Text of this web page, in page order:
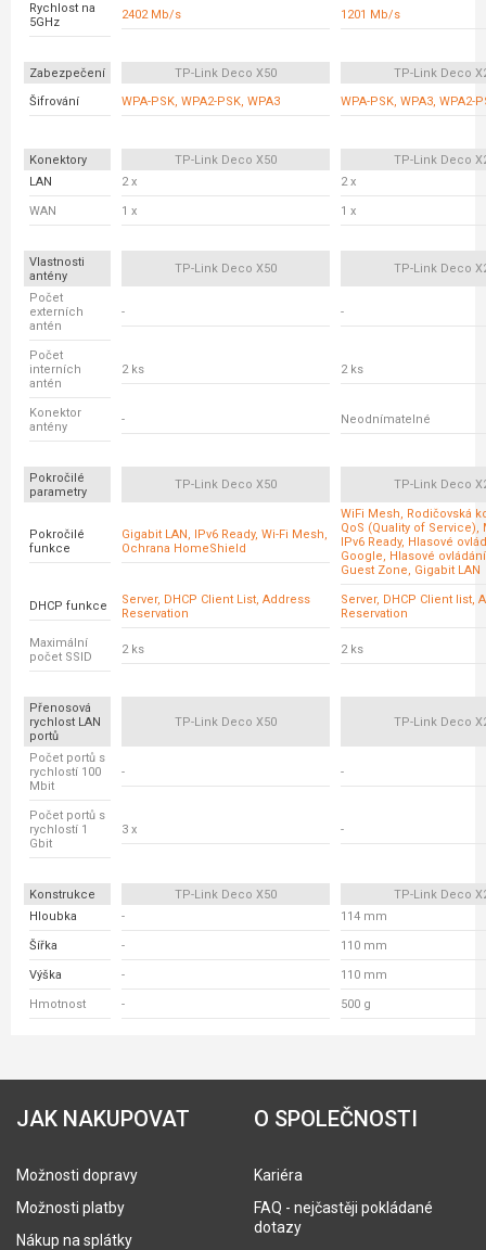
Rychlost na
5GHz
2402 Mb/s 1201 Mb/s
Zabezpečení TP-Link Deco X50
TP-Link Deco
Šifrování
WPA-PSK, WPA2-PSK, WPA3 WPA-PSK, WPA3, WPA2-
Konektory TP-Link Deco X50
TP-Link Deco
LAN
2 x 2 x
WAN 1 x 1 x
Vlastnosti
antény
TP-Link Deco X50 TP-Link Deco
Počet
externích
antén
- -
Počet
interních
antén
2 ks 2 ks
Konektor
antény
- Neodnímatelné
Pokročilé
parametry
TP-Link Deco X50 TP-Link Deco
Pokročilé
funkce
Gigabit LAN, IPv6 Ready, Wi-Fi Mesh,
Ochrana HomeShield
WiFi Mesh, Rodičovská
QoS (Quality of Service),
IPv6 Ready, Hlasové
Google, Hlasové
Guest Zone, Gigabit LAN
DHCP funkce
Server, DHCP Client List, Address
Reservation
Server, DHCP Client list,
Reservation
Maximální
počet SSID
2 ks 2 ks
Přenosová
rychlost LAN
portů
TP-Link Deco X50 TP-Link Deco
Počet portů s
rychlostí 100
Mbit
- -
Počet portů s
rychlostí 1
Gbit
3 x -
Konstrukce TP-Link Deco X50
TP-Link Deco
Hloubka
- 114 mm
Šířka - 110 mm
Výška - 110 mm
Hmotnost - 500 g
JAK NAKUPOVAT
Možnosti dopravy
Možnosti platby
Nákup na splátky
O SPOLEČNOSTI
Kariéra
FAQ - nejčastěji pokládané
dotazy